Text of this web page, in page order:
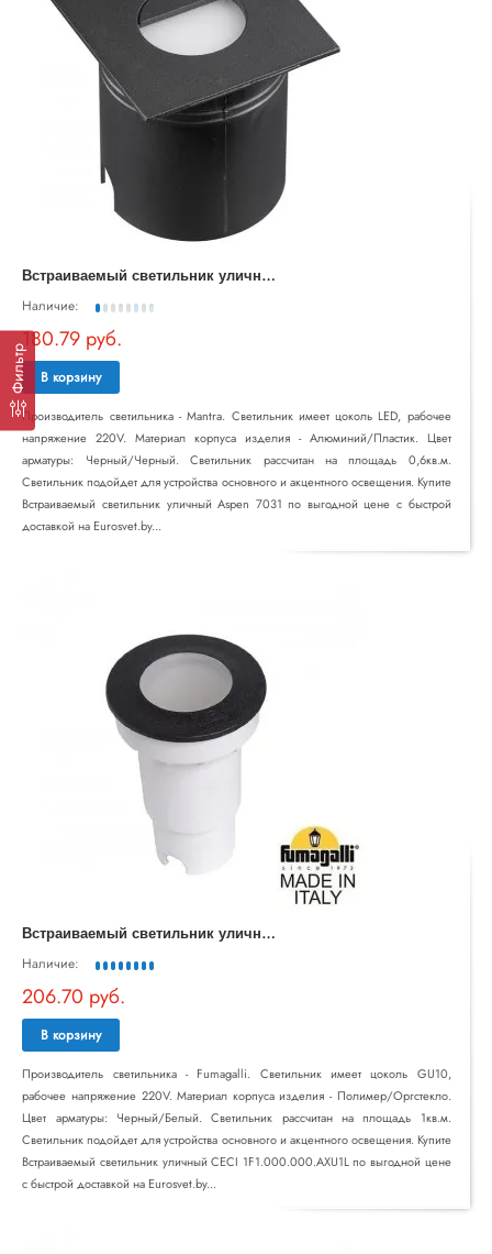
Фильтр
В
страиваемый светильник уличный Aspen 7031
Наличие:
180.79 руб.
В корзину
Производитель светильника - Mantra. Светильник имеет цоколь LED, рабочее
напряжение 220V. Материал корпуса изделия - Алюминий/Пластик. Цвет
арматуры: Черный/Черный. Светильник рассчитан на площадь 0,6кв.м.
Светильник подойдет для устройства основного и акцентного освещения. Купите
Встраиваемый светильник уличный Aspen 7031 по выгодной цене с быстрой
доставкой на Eurosvet.by...
В
страиваемый светильник уличный CECI 1F1.000.000.AXU1L
Наличие:
206.70 руб.
В корзину
Производитель светильника - Fumagalli. Светильник имеет цоколь GU10,
рабочее напряжение 220V. Материал корпуса изделия - Полимер/Оргстекло.
Цвет арматуры: Черный/Белый. Светильник рассчитан на площадь 1кв.м.
Светильник подойдет для устройства основного и акцентного освещения. Купите
Встраиваемый светильник уличный CECI 1F1.000.000.AXU1L по выгодной цене
с быстрой доставкой на Eurosvet.by...